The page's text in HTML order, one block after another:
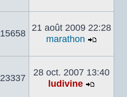
le
dernier
15658
21 août 2009 22:28
marathon
le
dernier
23337
28 oct. 2007 13:40
ludivine